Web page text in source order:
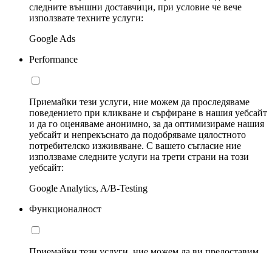
следните външни доставчици, при условие че вече
използвате техните услуги:
Google Ads
Performance
Приемайки тези услуги, ние можем да проследяваме
поведението при кликване и сърфиране в нашия уебсайт
и да го оценяваме анонимно, за да оптимизираме нашия
уебсайт и непрекъснато да подобряваме цялостното
потребителско изживяване. С вашето съгласие ние
използваме следните услуги на трети страни на този
уебсайт:
Google Analytics, A/B-Testing
Функционалност